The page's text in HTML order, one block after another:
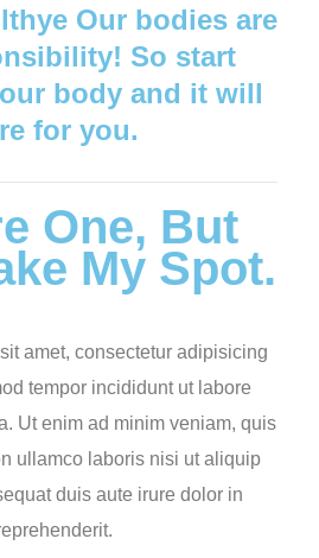
Our bodies are
So start
body and it will
for you.
One, But
My Spot.
amet, consectetur adipisicing
tempor incididunt ut labore
Ut enim ad minim veniam, quis
ullamco laboris nisi ut aliquip
duis aute irure dolor in